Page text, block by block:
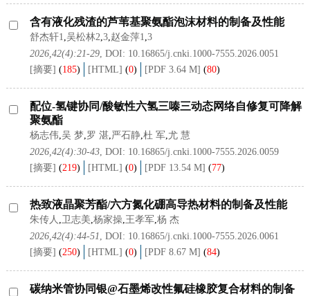
含有液化残渣的芦苇基聚氨酯泡沫材料的制备及性能
舒杰轩1,吴松林2,3,赵金萍1,3
2026,42(4):21-29, DOI: 10.16865/j.cnki.1000-7555.2026.0051
[摘要] (185) [HTML] (0) [PDF 3.64 M] (80)
配位-氢键协同/酸敏性六氢三嗪三动态网络自修复可降解
聚氨酯
杨志伟,吴 梦,罗 湛,严石静,杜 军,尤 慧
2026,42(4):30-43, DOI: 10.16865/j.cnki.1000-7555.2026.0059
[摘要] (219) [HTML] (0) [PDF 13.54 M] (77)
热致液晶聚芳酯/六方氮化硼高导热材料的制备及性能
朱传人 ,卫志美,杨家操,王孝军,杨 杰
2026,42(4):44-51, DOI: 10.16865/j.cnki.1000-7555.2026.0061
[摘要] (250) [HTML] (0) [PDF 8.67 M] (84)
碳纳米管协同银@石墨烯改性氟硅橡胶复合材料的制备